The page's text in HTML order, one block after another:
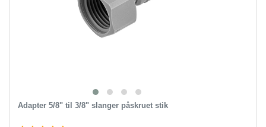
Adapter 5/8" til 3/8" slanger påskruet stik